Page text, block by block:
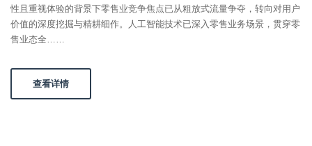
性且重视体验的背景下零售业竞争焦点已从粗放式流量争夺，转向对用户
价值的深度挖掘与精耕细作。人工智能技术已深入零售业务场景，贯穿零
售业态全……
查看详情